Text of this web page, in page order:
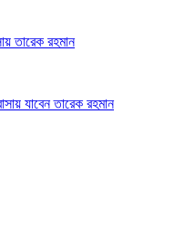
তারেক রহমান
যাবেন তারেক রহমান